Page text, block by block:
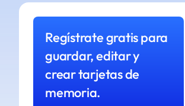
Regístrate gratis para
guardar, editar y
crear tarjetas de
memoria.